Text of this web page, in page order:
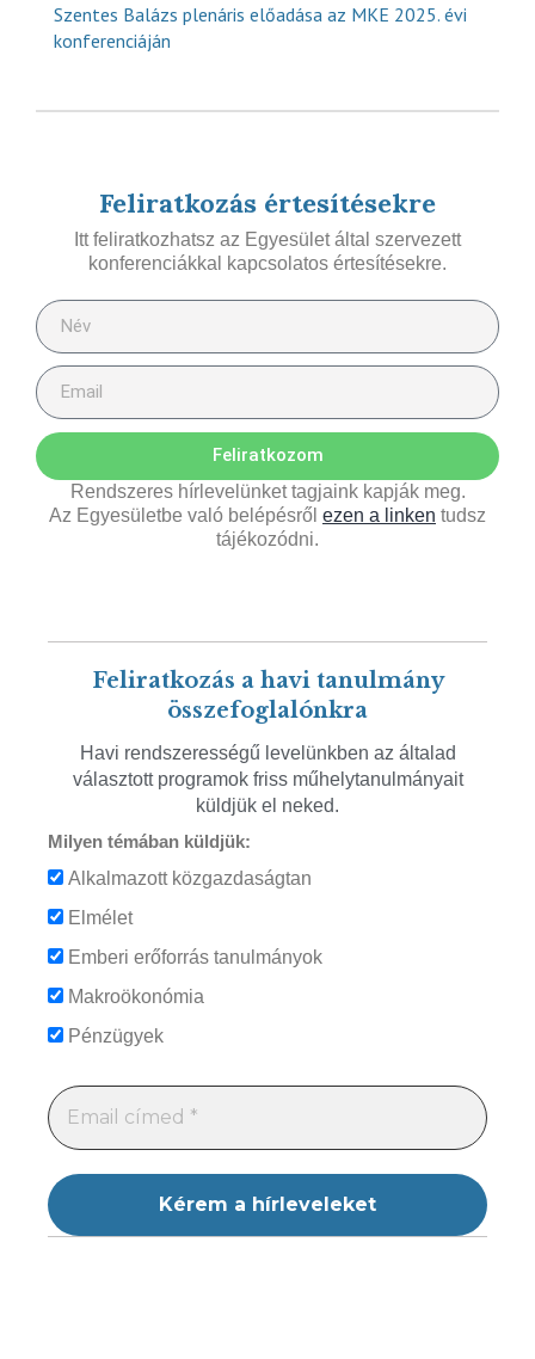
Szentes Balázs plenáris előadása az MKE 2025. évi
konferenciáján
Feliratkozás értesítésekre
Itt feliratkozhatsz az Egyesület által szervezett
konferenciákkal kapcsolatos értesítésekre.
Feliratkozom
Rendszeres hírlevelünket tagjaink kapják meg.
Az Egyesületbe való belépésről ezen a linken tudsz
tájékozódni.
Feliratkozás a havi tanulmány
összefoglalónkra
Havi rendszerességű levelünkben az általad
választott programok friss műhelytanulmányait
küldjük el neked.
Milyen témában küldjük:
Alkalmazott közgazdaságtan
Elmélet
Emberi erőforrás tanulmányok
Makroökonómia
Pénzügyek